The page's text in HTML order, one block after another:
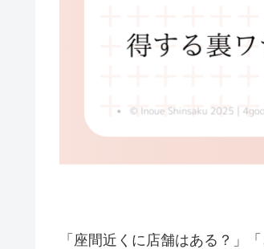
「座間近くに店舗はある？」